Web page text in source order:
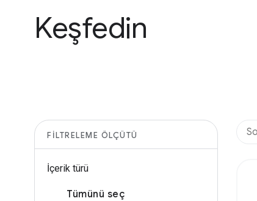
Keşfedin
FILTRELEME ÖLÇÜTÜ
İçerik türü
Tümünü seç